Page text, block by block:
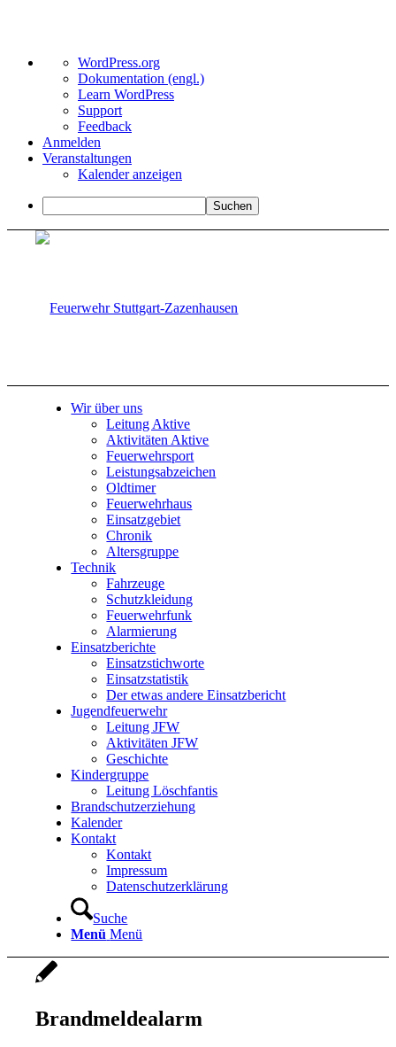
Über
WordPress
WordPress.org
Dokumentation (engl.)
Learn WordPress
Support
Feedback
Anmelden
Veranstaltungen
Kalender anzeigen
Suchen
Wir über uns
Leitung Aktive
Aktivitäten Aktive
Feuerwehrsport
Leistungsabzeichen
Oldtimer
Feuerwehrhaus
Einsatzgebiet
Chronik
Altersgruppe
Technik
Fahrzeuge
Schutzkleidung
Feuerwehrfunk
Alarmierung
Einsatzberichte
Einsatzstichworte
Einsatzstatistik
Der etwas andere Einsatzbericht
Jugendfeuerwehr
Leitung JFW
Aktivitäten JFW
Geschichte
Kindergruppe
Leitung Löschfantis
Brandschutzerziehung
Kalender
Kontakt
Kontakt
Impressum
Datenschutzerklärung
Suche
Menü Menü
Brandmeldealarm